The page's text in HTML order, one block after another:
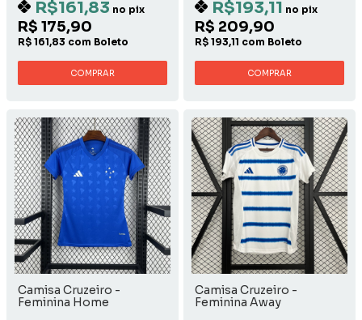
R$161,83 no pix
R$ 175,90
R$ 161,83 com Boleto
COMPRAR
R$193,11 no pix
R$ 209,90
R$ 193,11 com Boleto
COMPRAR
Camisa Cruzeiro -
Feminina Home
Camisa Cruzeiro -
Feminina Away